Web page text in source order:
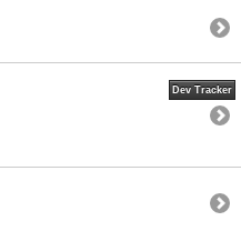
Dev Tracker